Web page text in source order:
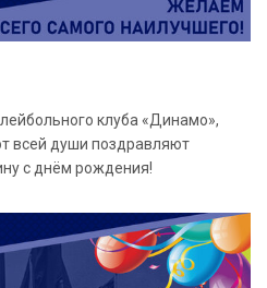
клуба «Динамо»,
всей души поздравляют
с днём рождения!